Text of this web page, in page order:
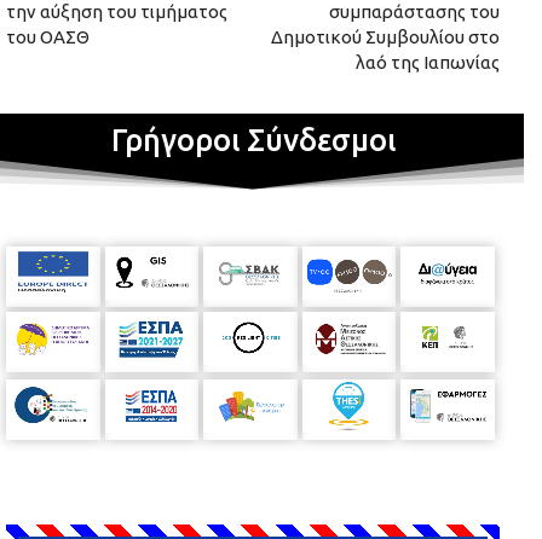
την αύξηση του τιμήματος
του ΟΑΣΘ
συμπαράστασης του
Δημοτικού Συμβουλίου στο
λαό της Ιαπωνίας
Γρήγοροι Σύνδεσμοι